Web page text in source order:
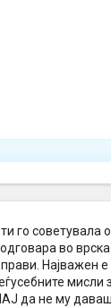
го
во
Најважен
мисли
да не му